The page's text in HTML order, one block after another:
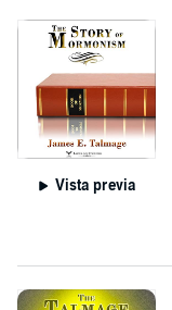
Vista previa